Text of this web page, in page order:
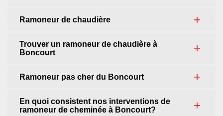
Ramoneur de chaudière
Trouver un ramoneur de chaudière à
Boncourt
Ramoneur pas cher du Boncourt
En quoi consistent nos interventions de
ramoneur de cheminée à Boncourt?